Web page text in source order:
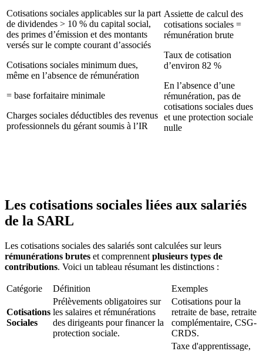
Cotisations sociales applicables sur la part
de dividendes > 10 % du capital social,
des primes d’émission et des montants
versés sur le compte courant d’associés
Cotisations sociales minimum dues,
même en l’absence de rémunération
= base forfaitaire minimale
Charges sociales déductibles des revenus
professionnels du gérant soumis à l’IR
Assiette de calcul des
cotisations sociales =
rémunération brute
Taux de cotisation
d’environ 82 %
En l’absence d’une
rémunération, pas de
cotisations sociales dues
et une protection sociale
nulle
Les cotisations sociales liées aux salariés
de la SARL
Les cotisations sociales des salariés sont calculées sur leurs
rémunérations brutes et comprennent plusieurs types de
contributions. Voici un tableau résumant les distinctions :
Catégorie Définition Exemples
Cotisations
Sociales
Prélèvements obligatoires sur
les salaires et rémunérations
des dirigeants pour financer la
protection sociale.
Cotisations pour la
retraite de base, retraite
complémentaire, CSG-
CRDS.
Taxe d'apprentissage,